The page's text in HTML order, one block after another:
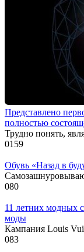
Представлено
полностью
Трудно понять,
0159
Обувь «Назад в
080
11 летних модных
моды
Кампания Louis
083